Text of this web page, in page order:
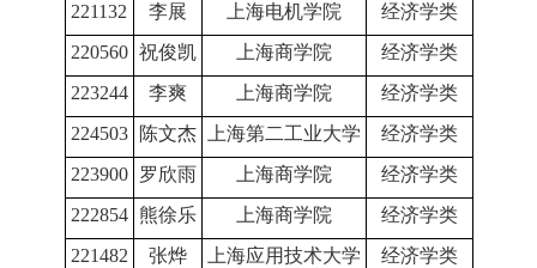
221132
李展 上海电机学院
经济学类
220560 祝俊凯 上海商学院
经济学类
223244
李爽 上海商学院
经济学类
224503
陈文杰 上海第二工业大学
经济学类
223900
罗欣雨 上海商学院
经济学类
222854
熊徐乐 上海商学院
经济学类
221482
张烨 上海应用技术大学
经济学类